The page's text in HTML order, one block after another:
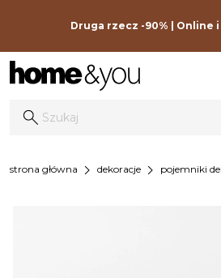
Druga rzecz -90% | Online
strona główna chevron_right dekoracje chevron_right pojemniki